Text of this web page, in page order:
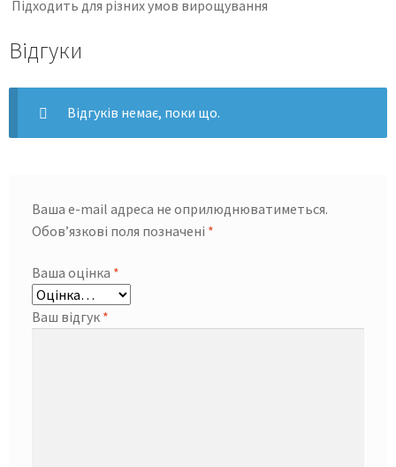
Підходить для різних умов вирощування
Відгуки
Відгуків немає, поки що.
Ваша e-mail адреса не оприлюднюватиметься.
Обов’язкові поля позначені *
Ваша оцінка *
Ваш відгук *